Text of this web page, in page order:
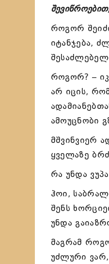
როგორ
იტანჯება,
როგორ? –
არ იცის,
ამოუცნობი
მშვინვიერ
ყველაზე
რა უნდა
ჰოი,
შენს
უნდა
მაგრამ
უძლური